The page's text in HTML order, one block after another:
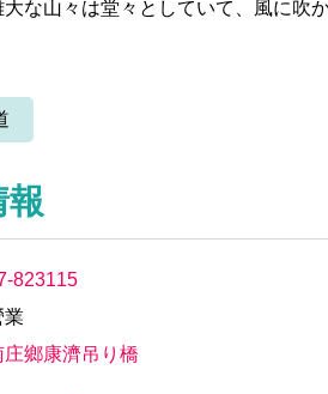
な山々は堂々としていて、風に吹
報
823115
業
鄉康濟吊り橋